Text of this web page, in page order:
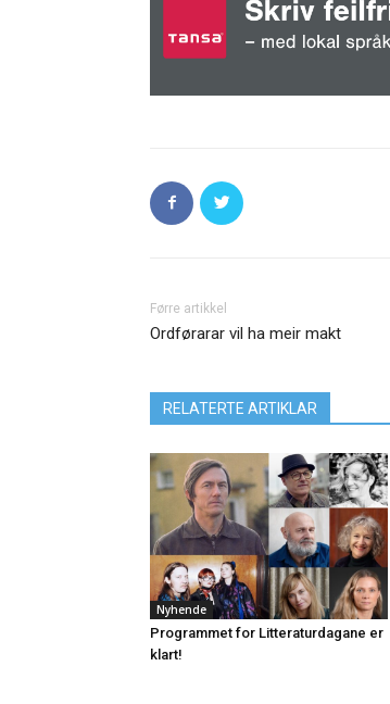
Førre artikkel
Ordførarar vil ha meir makt
RELATERTE ARTIKLAR
Nyhende
Programmet for Litteraturdagane er
klart!